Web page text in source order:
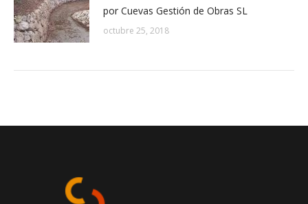
por Cuevas Gestión de Obras SL
octubre 25, 2018